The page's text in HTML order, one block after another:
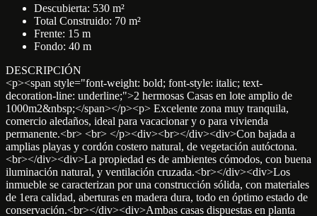
Descubierta: 530 m²
Total Construido: 70 m²
Frente: 15 m
Fondo: 40 m
DESCRIPCIÓN
<p><span style="font-weight: bold; font-style: italic; text-
decoration-line: underline;">2 hermosas Casas en lote amplio de
1000m2&nbsp;</span></p><p> Excelente zona muy tranquila,
comercio aledaños, ideal para vacacionar y o para vivienda
permanente.<br> <br> </p><div><br></div><div>Con bajada a
amplias playas y cordón costero natural, de vegetación autóctona.
<br></div><div>La propiedad es de ambientes cómodos, con buena
iluminación natural, y ventilación cruzada.<br></div><div>Los
inmueble se caracterizan por una construcción sólida, con materiales
de 1era calidad, aberturas en madera dura, todo en óptimo estado de
conservación.<br></div><div>Ambas casas dispuestas en planta